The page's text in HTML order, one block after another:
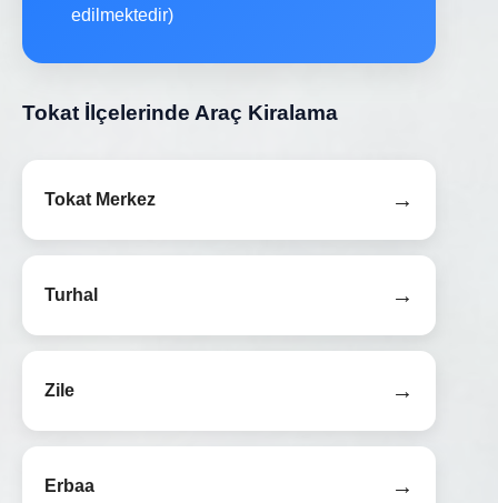
edilmektedir)
Tokat İlçelerinde Araç Kiralama
Tokat Merkez →
Turhal →
Zile →
Erbaa →